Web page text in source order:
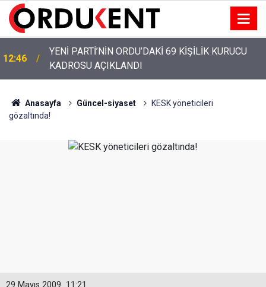
12:22
YENİ PARTİ ALTINORDU’DA KURUCU YÖNETİMİNİ
AÇIKLADI
Anasayfa Güncel-siyaset
KESK yöneticileri
gözaltında!
11:21
29 Mayıs 2009